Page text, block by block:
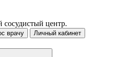
центр.
врачу
Личный кабинет